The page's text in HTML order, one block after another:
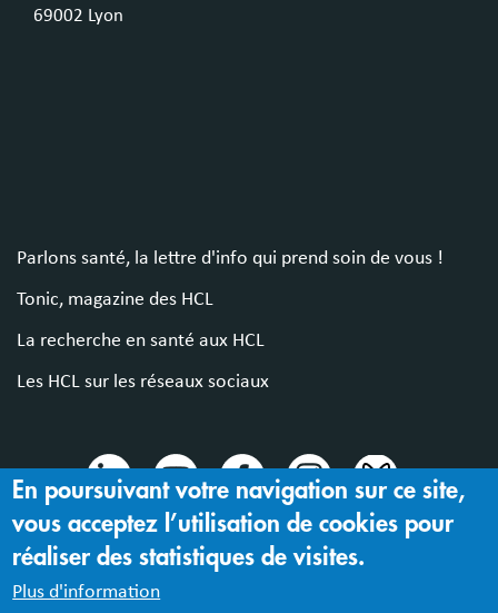
69002 Lyon
Parlons santé, la lettre d'info qui prend soin de vous !
Tonic, magazine des HCL
La recherche en santé aux HCL
Les HCL sur les réseaux sociaux
Mentions légales |
Accessibilité : partiellement conforme
En poursuivant votre navigation sur ce site,
vous acceptez l’utilisation de cookies pour
réaliser des statistiques de visites.
Plus d'information